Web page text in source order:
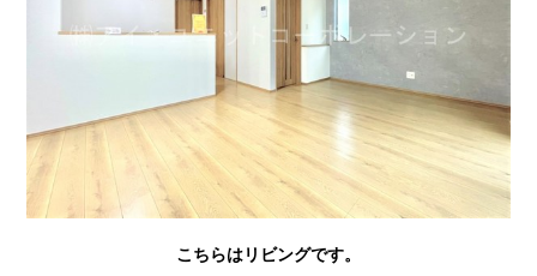
こちらはリビングです。